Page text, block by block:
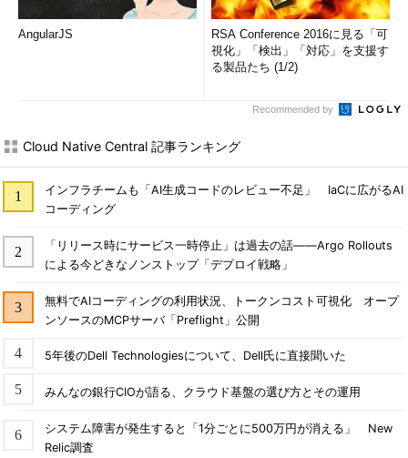
AngularJS
RSA Conference 2016に見る「可
視化」「検出」「対応」を支援す
る製品たち (1/2)
Recommended by
Cloud Native Central 記事ランキング
インフラチームも「AI生成コードのレビュー不足」 IaCに広がるAI
コーディング
「リリース時にサービス一時停止」は過去の話――Argo Rollouts
による今どきなノンストップ「デプロイ戦略」
無料でAIコーディングの利用状況、トークンコスト可視化 オープ
ンソースのMCPサーバ「Preflight」公開
5年後のDell Technologiesについて、Dell氏に直接聞いた
みんなの銀行CIOが語る、クラウド基盤の選び方とその運用
システム障害が発生すると「1分ごとに500万円が消える」 New
Relic調査